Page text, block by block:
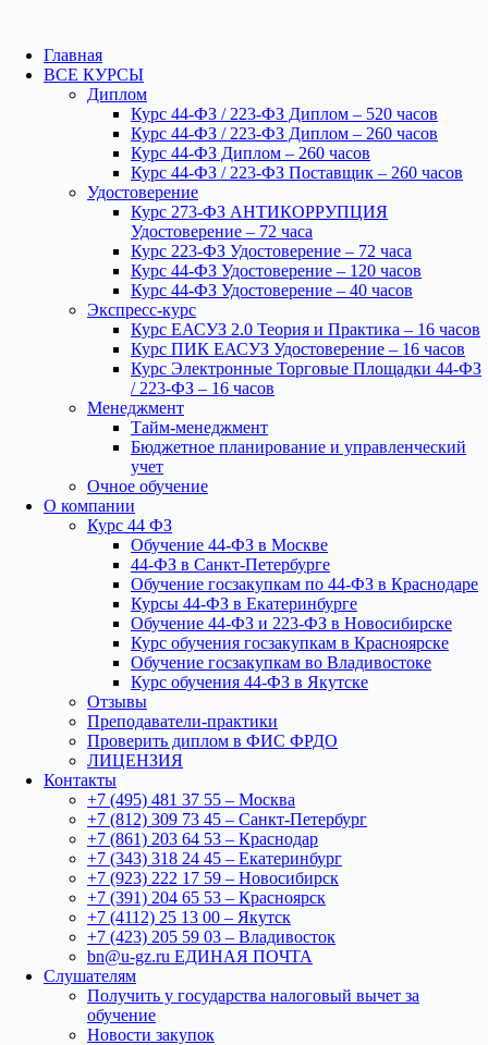
Главная
ВСЕ КУРСЫ
Диплом
Курс 44-ФЗ / 223-ФЗ Диплом – 520 часов
Курс 44-ФЗ / 223-ФЗ Диплом – 260 часов
Курс 44-ФЗ Диплом – 260 часов
Курс 44-ФЗ / 223-ФЗ Поставщик – 260 часов
Удостоверение
Курс 273-ФЗ АНТИКОРРУПЦИЯ
Удостоверение – 72 часа
Курс 223-ФЗ Удостоверение – 72 часа
Курс 44-ФЗ Удостоверение – 120 часов
Курс 44-ФЗ Удостоверение – 40 часов
Экспресс-курс
Курс ЕАСУЗ 2.0 Теория и Практика – 16 часов
Курс ПИК ЕАСУЗ Удостоверение – 16 часов
Курс Электронные Торговые Площадки 44-ФЗ
/ 223-ФЗ – 16 часов
Менеджмент
Тайм-менеджмент
Бюджетное планирование и управленческий
учет
Очное обучение
О компании
Курс 44 ФЗ
Обучение 44-ФЗ в Москве
44-ФЗ в Санкт-Петербурге
Обучение госзакупкам по 44-ФЗ в Краснодаре
Курсы 44-ФЗ в Екатеринбурге
Обучение 44-ФЗ и 223-ФЗ в Новосибирске
Курс обучения госзакупкам в Красноярске
Обучение госзакупкам во Владивостоке
Курс обучения 44-ФЗ в Якутске
Отзывы
Преподаватели-практики
Проверить диплом в ФИС ФРДО
ЛИЦЕНЗИЯ
Контакты
+7 (495) 481 37 55 – Москва
+7 (812) 309 73 45 – Санкт-Петербург
+7 (861) 203 64 53 – Краснодар
+7 (343) 318 24 45 – Екатеринбург
+7 (923) 222 17 59 – Новосибирск
+7 (391) 204 65 53 – Красноярск
+7 (4112) 25 13 00 – Якутск
+7 (423) 205 59 03 – Владивосток
bn@u-gz.ru ЕДИНАЯ ПОЧТА
Слушателям
Получить у государства налоговый вычет за
обучение
Новости закупок